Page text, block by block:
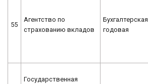
55
Агентство по
страхованию вкладов
Бухгалтерская
годовая
Государственная